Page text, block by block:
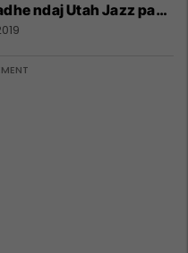
ndaj Utah Jazz pas